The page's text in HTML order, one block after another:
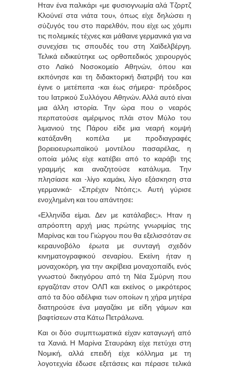
Ηταν ένα παλικάρι «με φυσιογνωμία αλά Τζορτζ
Κλούνεϊ στα νιάτα του», όπως είχε δηλώσει η
σύζυγός του στο παρελθόν, που είχε ως χόμπι
τις πολεμικές τέχνες και μάθαινε γερμανικά για να
συνεχίσει τις σπουδές του στη Χαϊδελβέργη.
Τελικά ειδικεύτηκε ως ορθοπεδικός χειρουργός
στο Λαϊκό Νοσοκομείο Αθηνών, όπου και
εκπόνησε και τη διδακτορική διατριβή του και
έγινε ο μετέπειτα -και έως σήμερα- πρόεδρος
του Ιατρικού Συλλόγου Αθηνών. Αλλά αυτό είναι
μια άλλη ιστορία. Την ώρα που ο νεαρός
περπατούσε αμέριμνος πλάι στον Μύλο του
λιμανιού της Πάρου είδε μια νεαρή κομψή
κατάξανθη κοπέλα με προδιαγραφές
βορειοευρωπαϊκού μοντέλου πασαρέλας, η
οποία μόλις είχε κατέβει από το καράβι της
γραμμής και αναζητούσε κατάλυμα. Την
πλησίασε και -λίγο καμάκι, λίγο εξάσκηση στα
γερμανικά- «Σπρέχεν Ντόιτς;». Αυτή γύρισε
ενοχλημένη και του απάντησε:
«Ελληνίδα είμαι. Δεν με κατάλαβες;». Ηταν η
απρόοπτη αρχή μιας πρώτης γνωριμίας της
Μαρίνας και του Γιώργου που θα εξελισσόταν σε
κεραυνοβόλο έρωτα με συνταγή σχεδόν
κινηματογραφικού σεναρίου. Εκείνη ήταν η
μοναχοκόρη, για την ακρίβεια μοναχοπαίδι, ενός
γνωστού δικηγόρου από τη Νέα Σμύρνη που
εργαζόταν στον ΟΛΠ και εκείνος ο μικρότερος
από τα δύο αδέλφια των οποίων η χήρα μητέρα
διατηρούσε ένα μαγαζάκι με είδη γάμων και
βαφτίσεων στα Κάτω Πετράλωνα.
Και οι δύο συμπτωματικά είχαν καταγωγή από
τα Χανιά. Η Μαρίνα Σταυράκη είχε πετύχει στη
Νομική, αλλά επειδή είχε κόλλημα με τη
λογοτεχνία έδωσε εξετάσεις και πέρασε τελικά